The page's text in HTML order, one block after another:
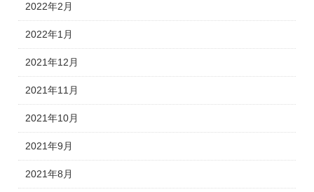
2022年2月
2022年1月
2021年12月
2021年11月
2021年10月
2021年9月
2021年8月